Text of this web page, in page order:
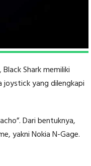
Shark memiliki
joystick yang dilengkapi
Dari bentuknya,
yakni Nokia N-Gage.